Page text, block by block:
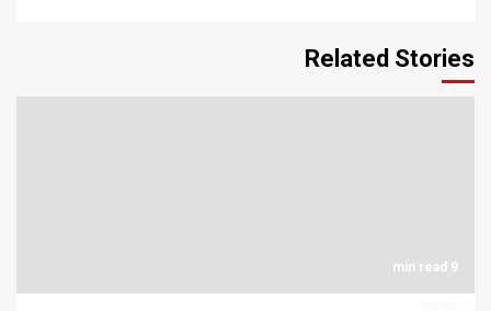
Related Stories
9 min read